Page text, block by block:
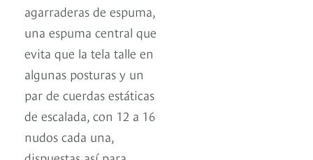
agarraderas de espuma,
una espuma central que
evita que la tela talle en
algunas posturas y un
par de cuerdas estáticas
de escalada, con 12 a 16
nudos cada una,